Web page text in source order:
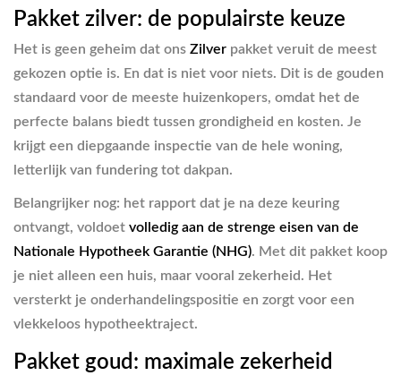
Pakket zilver: de populairste keuze
Het is geen geheim dat ons Zilver pakket veruit de meest
gekozen optie is. En dat is niet voor niets. Dit is de gouden
standaard voor de meeste huizenkopers, omdat het de
perfecte balans biedt tussen grondigheid en kosten. Je
krijgt een diepgaande inspectie van de hele woning,
letterlijk van fundering tot dakpan.
Belangrijker nog: het rapport dat je na deze keuring
ontvangt, voldoet volledig aan de strenge eisen van de
Nationale Hypotheek Garantie (NHG). Met dit pakket koop
je niet alleen een huis, maar vooral zekerheid. Het
versterkt je onderhandelingspositie en zorgt voor een
vlekkeloos hypotheektraject.
Pakket goud: maximale zekerheid